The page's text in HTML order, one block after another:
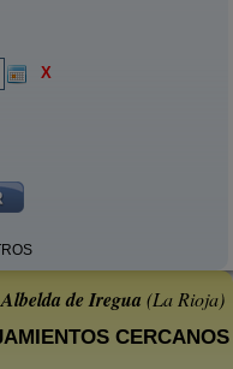
X
Albelda de Iregua (La Rioja)
CERCANOS